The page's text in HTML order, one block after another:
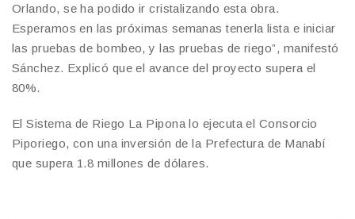
Orlando, se ha podido ir cristalizando esta obra.
Esperamos en las próximas semanas tenerla lista e iniciar
las pruebas de bombeo, y las pruebas de riego”, manifestó
Sánchez. Explicó que el avance del proyecto supera el
80%.
El Sistema de Riego La Pipona lo ejecuta el Consorcio
Piporiego, con una inversión de la Prefectura de Manabí
que supera 1.8 millones de dólares.